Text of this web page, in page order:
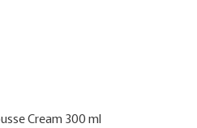
Cream 300 ml